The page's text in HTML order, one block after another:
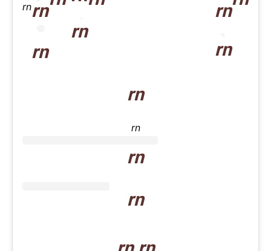
rnrn
rn
rn
rn
rn
rn
rn
rn
rn